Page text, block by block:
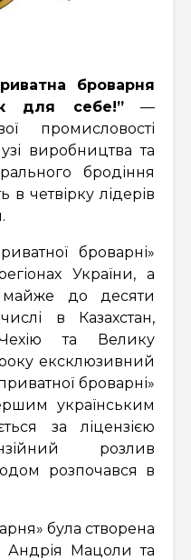
броварня
для себе!”—
промисловості
виробництва та
бродіння
в четвірку лідерів
броварні»
України, а
майже до десяти
в Казахстан,
та Велику
ексклюзивний
броварні»
українським
за ліцензією
розлив
розпочався в
була створена
Мацоли та